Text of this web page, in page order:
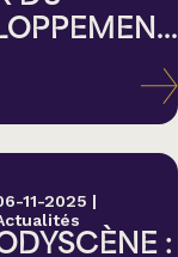
11-2025 |
: